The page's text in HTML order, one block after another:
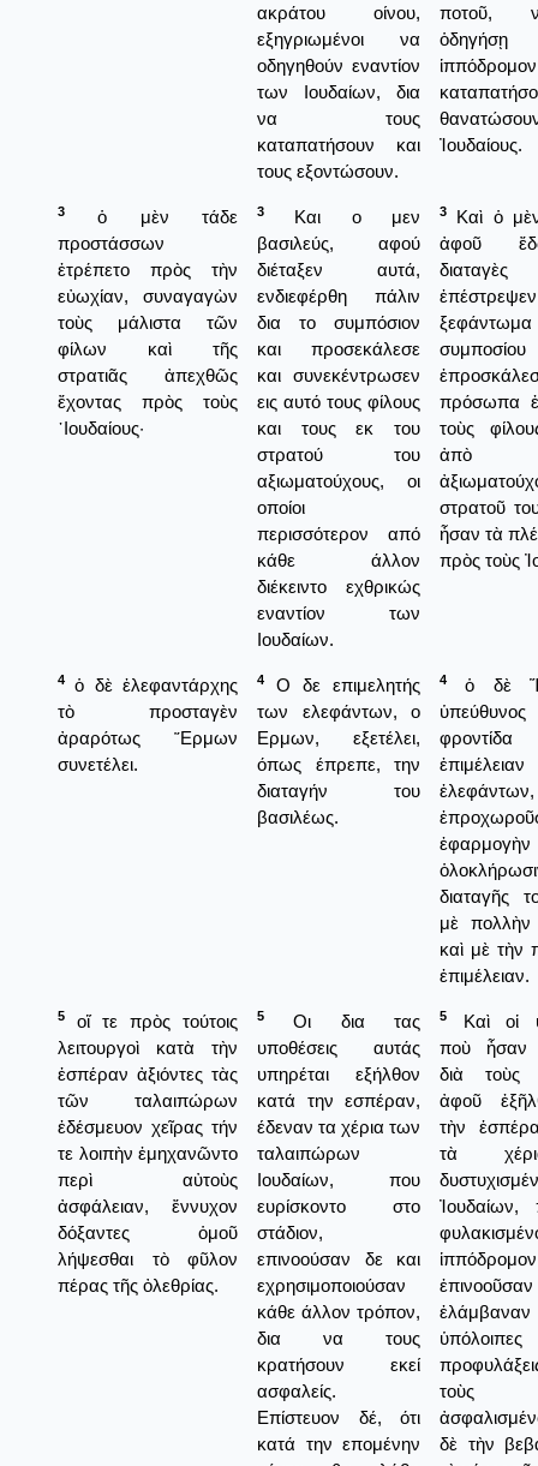
ακράτου οίνου,
εξηγριωμένοι να
οδηγηθούν εναντίον
των Ιουδαίων, δια
να τους
καταπατήσουν και
τους εξοντώσουν.
ποτοῦ,
ὁδηγήσῃ
Ἰουδαίους.
3
ὁ μὲν τάδε
προστάσσων
ἐτρέπετο πρὸς τὴν
εὐωχίαν, συναγαγὼν
τοὺς μάλιστα τῶν
φίλων καὶ τῆς
στρατιᾶς ἀπεχθῶς
ἔχοντας πρὸς τοὺς
᾿Ιουδαίους·
3
Και ο μεν
βασιλεύς, αφού
διέταξεν αυτά,
ενδιεφέρθη πάλιν
δια το συμπόσιον
και προσεκάλεσε
και συνεκέντρωσεν
εις αυτό τους φίλους
και τους εκ του
στρατού του
αξιωματούχους, οι
οποίοι
περισσότερον από
κάθε άλλον
διέκειντο εχθρικώς
εναντίον των
Ιουδαίων.
3
Καὶ ὁ
ἀφοῦ
πρόσωπα
τοὺς
ἀπὸ
στρατοῦ
ἦσαν τὰ
πρὸς τοὺς
4
ὁ δὲ ἐλεφαντάρχης
τὸ προσταγὲν
ἀραρότως ῞Ερμων
συνετέλει.
4
Ο δε επιμελητής
των ελεφάντων, ο
Ερμων, εξετέλει,
όπως έπρεπε, την
διαταγήν του
βασιλέως.
4
ὁ δὲ
ἐλεφάντων,
διαταγῆς
μὲ πολλὴν
καὶ μὲ τὴν
ἐπιμέλειαν.
5
οἵ τε πρὸς τούτοις
λειτουργοὶ κατὰ τὴν
ἑσπέραν ἀξιόντες τὰς
τῶν ταλαιπώρων
ἐδέσμευον χεῖρας τήν
τε λοιπὴν ἐμηχανῶντο
περὶ αὐτοὺς
ἀσφάλειαν, ἔννυχον
δόξαντες ὁμοῦ
λήψεσθαι τὸ φῦλον
πέρας τῆς ὀλεθρίας.
5
Οι δια τας
υποθέσεις αυτάς
υπηρέται εξήλθον
κατά την εσπέραν,
έδεναν τα χέρια των
ταλαιπώρων
Ιουδαίων, που
ευρίσκοντο στο
στάδιον,
επινοούσαν δε και
εχρησιμοποιούσαν
κάθε άλλον τρόπον,
δια να τους
κρατήσουν εκεί
ασφαλείς.
Επίστευον δέ, ότι
κατά την επομένην
5
Καὶ οἱ
ποὺ ἦσαν
διὰ τοὺς
ἀφοῦ
τὴν
τὰ
ὑπόλοιπες
τοὺς
δὲ τὴν